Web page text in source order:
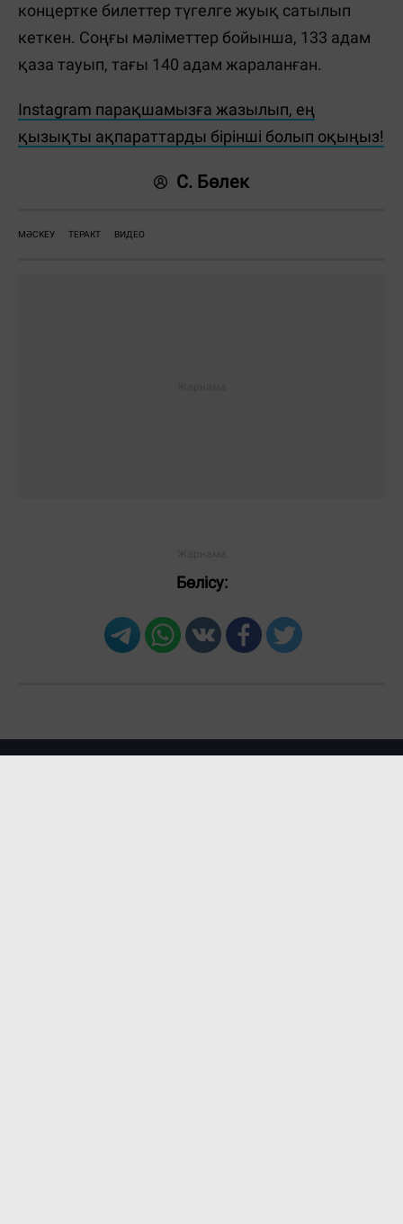
концертке билеттер түгелге жуық сатылып
кеткен. Соңғы мәліметтер бойынша, 133 адам
қаза тауып, тағы 140 адам жараланған.
Instagram парақшамызға жазылып, ең
қызықты ақпараттарды бірінші болып оқыңыз!
С. Бөлек
МӘСКЕУ ТЕРАКТ ВИДЕО
Бөлісу: